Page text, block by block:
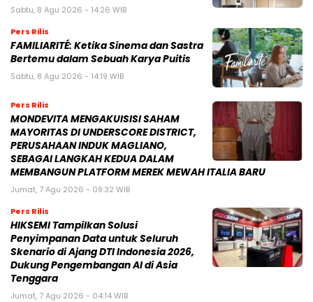
Sabtu, 8 Agu 2026 - 14:26 WIB
Pers Rilis
FAMILIARITÉ: Ketika Sinema dan Sastra
Bertemu dalam Sebuah Karya Puitis
Sabtu, 8 Agu 2026 - 14:19 WIB
Pers Rilis
MONDEVITA MENGAKUISISI SAHAM
MAYORITAS DI UNDERSCORE DISTRICT,
PERUSAHAAN INDUK MAGLIANO,
SEBAGAI LANGKAH KEDUA DALAM
MEMBANGUN PLATFORM MEREK MEWAH ITALIA BARU
Jumat, 7 Agu 2026 - 09:32 WIB
Pers Rilis
HIKSEMI Tampilkan Solusi
Penyimpanan Data untuk Seluruh
Skenario di Ajang DTI Indonesia 2026,
Dukung Pengembangan AI di Asia
Tenggara
Jumat, 7 Agu 2026 - 04:14 WIB